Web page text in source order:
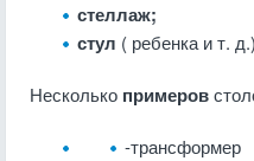
стеллаж;
стул ( ребенка и т.
Несколько примеров
-трансформер